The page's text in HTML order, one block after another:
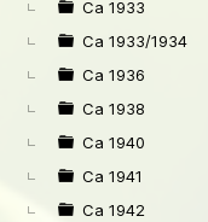
Ca 1933
Ca 1933/1934
Ca 1936
Ca 1938
Ca 1940
Ca 1941
Ca 1942